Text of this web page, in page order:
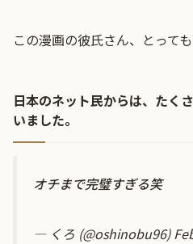
この漫画の彼氏さん、とって
日本のネット民からは、たく
いました。
オチまで完璧すぎる笑
— くろ (@oshinobu96)